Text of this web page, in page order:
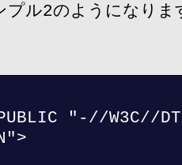
プル2のようになりま
"-//W3C//